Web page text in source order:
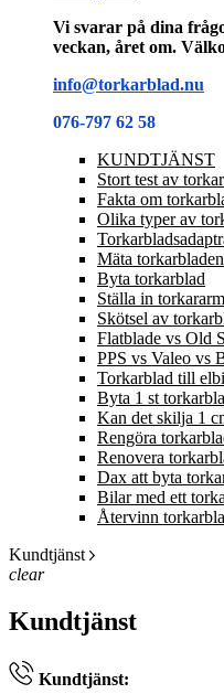
Vi svarar på dina
veckan, året om.
info@torkarblad.nu
076-797 62 58
KUNDTJÄNST
Stort test av
Fakta om
Olika typer av
Mäta torkarbladen
Byta torkarblad
Ställa in
Skötsel av
Flatblade vs Old
PPS vs Valeo vs
Torkarblad till
Byta 1 st
Kan det skilja 1
Rengöra
Renovera
Dax att byta
Bilar med ett
Återvinn
Kundtjänst
clear
Kundtjänst
Kundtjänst: